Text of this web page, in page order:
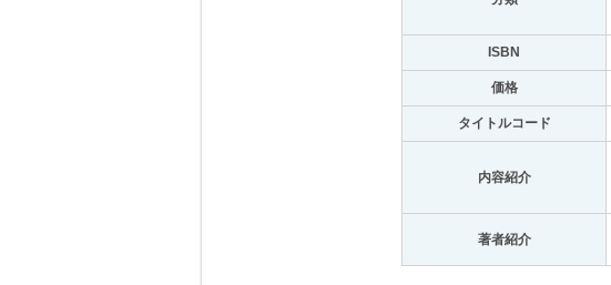
ISBN
価格
タイトルコード
内容紹介
著者紹介